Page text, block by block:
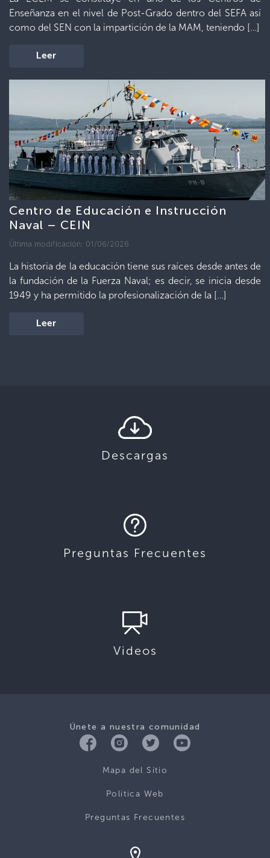
Enseñanza en el nivel de Post-Grado dentro del SEFA así
como del SEN con la impartición de la MAM, teniendo […]
Leer
Centro de Educación e Instrucción
Naval – CEIN
Última modificación: 01/06/2026
La historia de la educación tiene sus raíces desde antes de
la fundación de la Fuerza Naval; es decir, se inicia desde
1949 y ha permitido la profesionalización de la […]
Leer
Descargas
Preguntas Frecuentes
Videos
Únete a nuestra comunidad
Mapa del Sitio
Politica Web
Preguntas Frecuentes